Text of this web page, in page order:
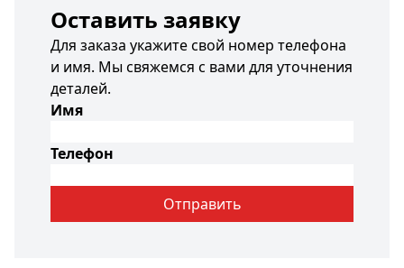
Оставить заявку
Для заказа укажите свой номер телефона
и имя. Мы свяжемся с вами для уточнения
деталей.
Имя
Телефон
Отправить